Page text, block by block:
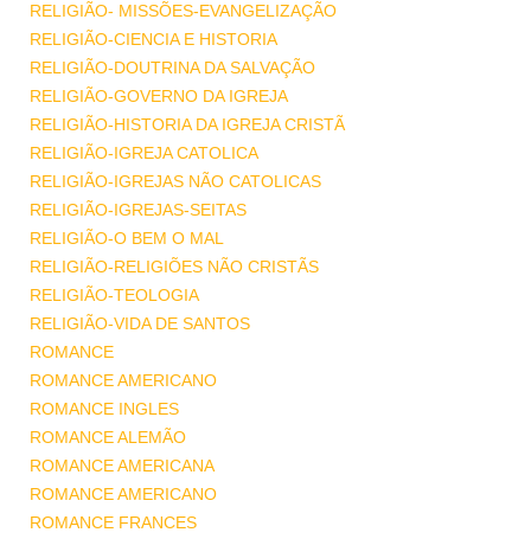
RELIGIÃO- MISSÕES-EVANGELIZAÇÃO
RELIGIÃO-CIENCIA E HISTORIA
RELIGIÃO-DOUTRINA DA SALVAÇÃO
RELIGIÃO-GOVERNO DA IGREJA
RELIGIÃO-HISTORIA DA IGREJA CRISTÃ
RELIGIÃO-IGREJA CATOLICA
RELIGIÃO-IGREJAS NÃO CATOLICAS
RELIGIÃO-IGREJAS-SEITAS
RELIGIÃO-O BEM O MAL
RELIGIÃO-RELIGIÕES NÃO CRISTÃS
RELIGIÃO-TEOLOGIA
RELIGIÃO-VIDA DE SANTOS
ROMANCE
ROMANCE AMERICANO
ROMANCE INGLES
ROMANCE ALEMÃO
ROMANCE AMERICANA
ROMANCE AMERICANO
ROMANCE FRANCES